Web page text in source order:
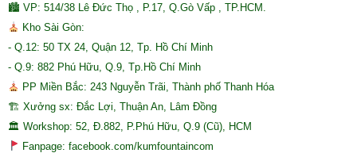
🏙 VP: 514/38 Lê Đức Thọ , P.17, Q.Gò Vấp , TP.HCM.
Kho Sài Gòn:
- Q.12: 50 TX 24, Quận 12, Tp. Hồ Chí Minh
- Q.9: 882 Phú Hữu, Q.9, Tp.Hồ Chí Minh
PP Miền Bắc: 243 Nguyễn Trãi, Thành phố Thanh Hóa
🏗 Xưởng sx: Đắc Lợi, Thuận An, Lâm Đồng
🏛 Workshop: 52, Đ.882, P.Phú Hữu, Q.9 (Cũ), HCM
Fanpage: facebook.com/kumfountaincom